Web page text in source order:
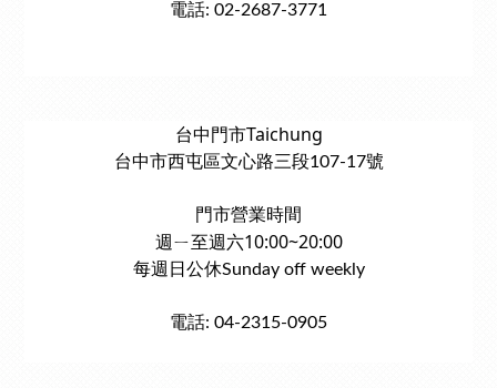
電話: 02-2687-3771
台中門市Taichung
台中市西屯區文心路三段107-17號
門市營業時間
週ㄧ至週六10:00~20:00
每週日公休Sunday off weekly
電話: 04-2315-0905